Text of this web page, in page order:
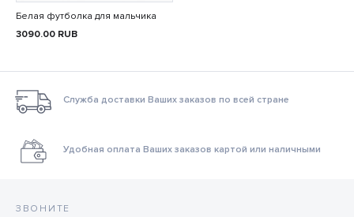
Белая футболка для мальчика
3090.00 RUB
Служба доставки Ваших заказов по всей стране
Удобная оплата Ваших заказов картой или наличными
ЗВОНИТЕ